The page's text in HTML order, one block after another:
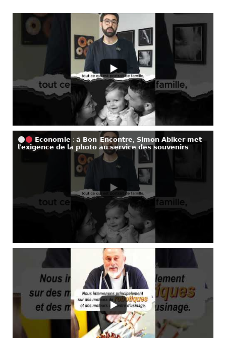
𝗘𝗰𝗼𝗻𝗼𝗺𝗶𝗲 : 𝗮̀ 𝗕𝗼𝗻-𝗘𝗻𝗰𝗼𝗻𝘁𝗿𝗲, 𝗦𝗶𝗺𝗼𝗻 𝗔𝗯𝗶𝗸𝗲𝗿 𝗺𝗲𝘁
𝗹’𝗲𝘅𝗶𝗴𝗲𝗻𝗰𝗲 𝗱𝗲 𝗹𝗮 𝗽𝗵𝗼𝘁𝗼 𝗮𝘂 𝘀𝗲𝗿𝘃𝗶𝗰𝗲 𝗱𝗲𝘀 𝘀𝗼𝘂𝘃𝗲𝗻𝗶𝗿𝘀